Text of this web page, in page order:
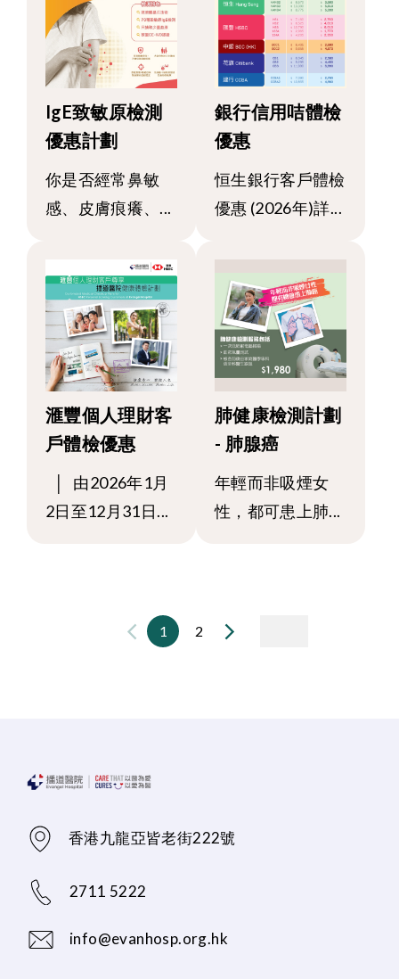
IgE致敏原檢測
優惠計劃
你是否經常鼻敏
感、皮膚痕癢、...
銀行信用咭體檢
優惠
恒生銀行客戶體檢
優惠 (2026年)詳...
滙豐個人理財客
戶體檢優惠
│ 由2026年1月
2日至12月31日...
肺健康檢測計劃
- 肺腺癌
年輕而非吸煙女
性，都可患上肺...
1 2
香港九龍亞皆老街222號
2711 5222
info@evanhosp.org.hk